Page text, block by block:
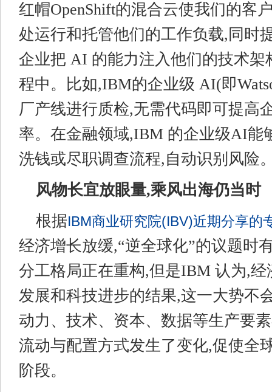
红帽OpenShift的混合云使我们的客
处运行和托管他们的工作负载,同时
企业把 AI 的能力注入他们的技术架
程中。比如,IBM的企业级 AI(即
厂产线进行质检,无需代码即可提高
率。在金融领域,IBM 的企业级AI能
洗钱或尽职调查流程,自动识别风险
风物长宜放眼量,乘风出海仍当时
根据IBM商业研究院(IBV)近期分享的
经济增长放缓,“逆全球化”的议题时
分工格局正在重构,但是IBM 认为,
发展和科技进步的结果,这一大势不
动力、技术、资本、数据等生产要
流动与配置方式发生了变化,促使全
阶段。